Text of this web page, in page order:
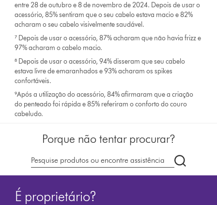
entre 28 de outubro e 8 de novembro de 2024. Depois de usar o
acessório, 85% sentiram que o seu cabelo estava macio e 82%
acharam o seu cabelo visivelmente saudável.
⁷ Depois de usar o acessório, 87% acharam que não havia frizz e
97% acharam o cabelo macio.
⁸ Depois de usar o acessório, 94% disseram que seu cabelo
estava livre de emaranhados e 93% acharam os spikes
confortáveis.
⁹Após a utilização do acessório, 84% afirmaram que a criação
do penteado foi rápida e 85% referiram o conforto do couro
cabeludo.
Porque não tentar procurar?
Pesquisar
em
É proprietário?